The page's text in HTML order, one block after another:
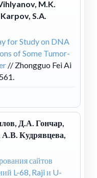
M.K.
S.A.
for Study on DNA
of Some Tumor-
// Zhongguo Fei Ai
Д.А. Гончар,
Кудрявцева,
сайтов
L-68, Raji и U-